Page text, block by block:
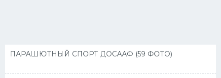
ПАРАШЮТНЫЙ СПОРТ ДОСААФ (59 ФОТО)